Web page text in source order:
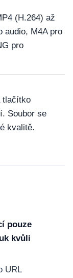
(H.264) až
audio, M4A pro
pro
tlačítko
Soubor se
kvalitě.
pouze
kvůli
URL